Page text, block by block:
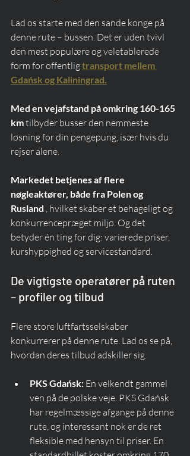
Lad os starte med den sande konge på
denne rute – bussen. Det er uden tvivl
den mest populære og veletablerede
form for offentlig transport mellem
Gdańsk og Kaliningrad.
Med en vejafstand på omkring 160-165
km tilbyder busser den nemmeste
løsning for din pengepung, især hvis du
rejser alene.
Markedet betjenes af flere
nøgleaktører, både fra Polen og
Rusland , hvilket skaber et behageligt og
konkurrencepræget miljø. Og det
betyder én ting for dig: varierede priser,
kurshyppighed og servicestandard.
De vigtigste operatører på ruten
– profiler og tilbud
Flere store luftfartsselskaber
konkurrerer på denne rute. Lad os se på,
hvordan deres tilbud adskiller sig.
PKS Gdańsk: En velkendt gammel
ven på de polske veje. PKS Gdańsk
har regelmæssige afgange på denne
rute, og interessant nok er de ret
fleksible med hensyn til priser. En